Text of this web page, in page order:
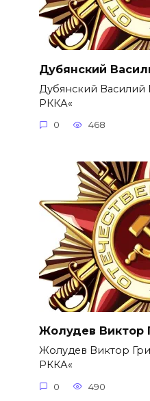
Дубянский
Дубянский Василий
РККА«
0 468
Жолудев Виктор
Жолудев Виктор
РККА«
0 490